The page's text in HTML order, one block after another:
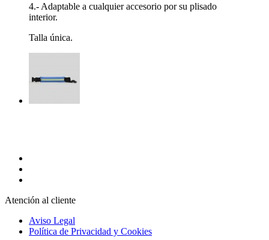
4.- Adaptable a cualquier accesorio por su plisado
interior.
Talla única.
Atención al cliente
Aviso Legal
Política de Privacidad y Cookies